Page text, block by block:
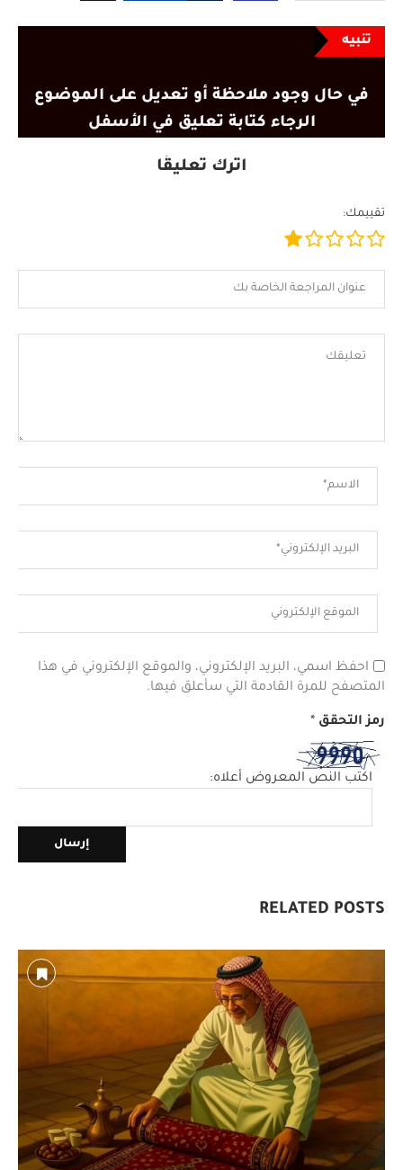
تنبيه
في حال وجود ملاحظة أو تعديل على الموضوع
الرجاء كتابة تعليق في الأسفل
اترك تعليقًا
تقييمك:
احفظ اسمي، البريد الإلكتروني، والموقع الإلكتروني في هذا
المتصفح للمرة القادمة التي سأعلق فيها.
رمز التحقق *
اكتب النص المعروض أعلاه:
RELATED POSTS